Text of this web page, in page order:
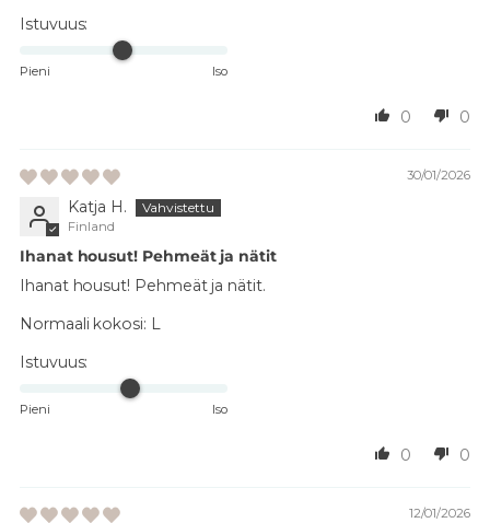
Istuvuus:
Pieni Iso
0 0
30/01/2026
Katja H.
Finland
Ihanat housut! Pehmeät ja nätit
Ihanat housut! Pehmeät ja nätit.
Normaali kokosi: L
Istuvuus:
Pieni Iso
0 0
12/01/2026